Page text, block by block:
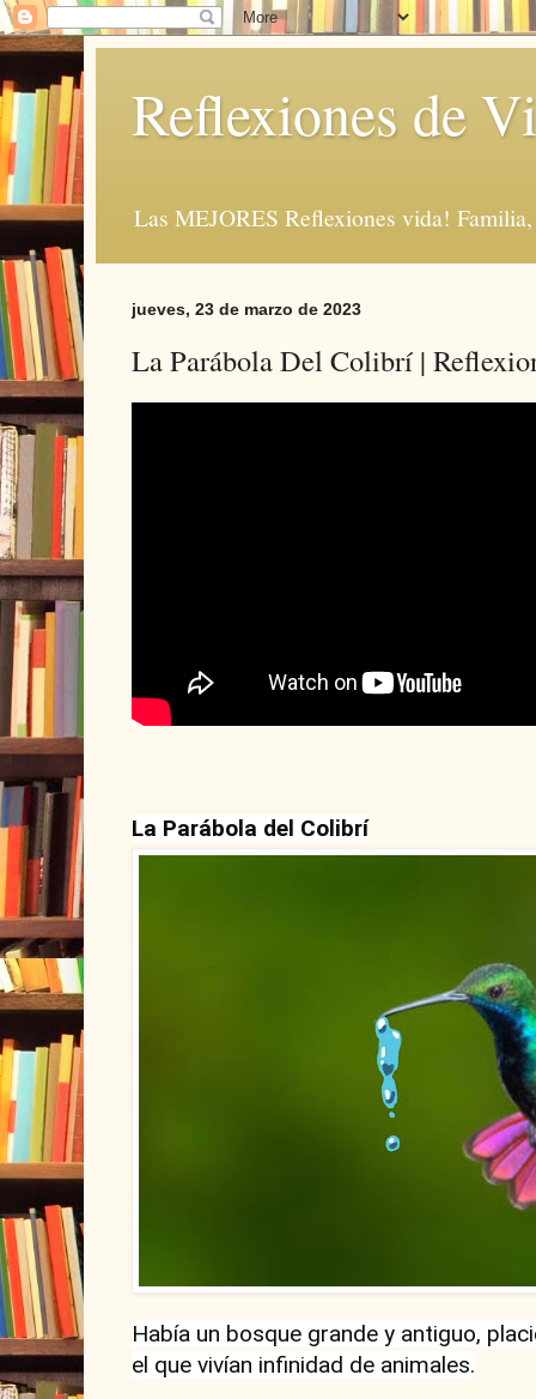
Reflexiones de
Las MEJORES Reflexiones vida!
jueves, 23 de marzo de 2023
La Parábola Del Colibrí |
La Parábola del Colibrí
Había un bosque grande y antiguo,
el que vivían infinidad de animales.